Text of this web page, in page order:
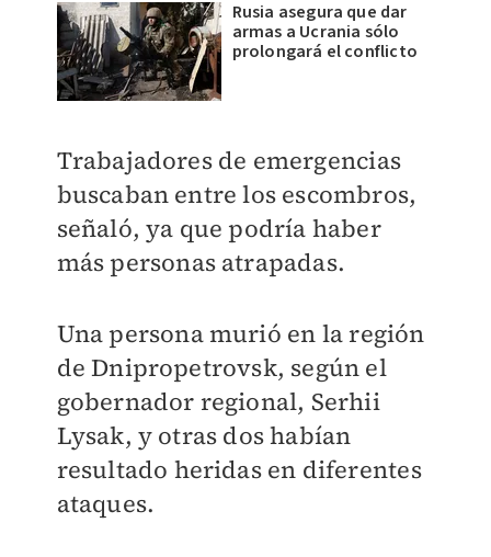
Rusia asegura que dar
armas a Ucrania sólo
prolongará el conflicto
Trabajadores de emergencias
buscaban entre los escombros,
señaló, ya que podría haber
más personas atrapadas.
Una persona murió en la región
de Dnipropetrovsk, según el
gobernador regional, Serhii
Lysak, y otras dos habían
resultado heridas en diferentes
ataques.